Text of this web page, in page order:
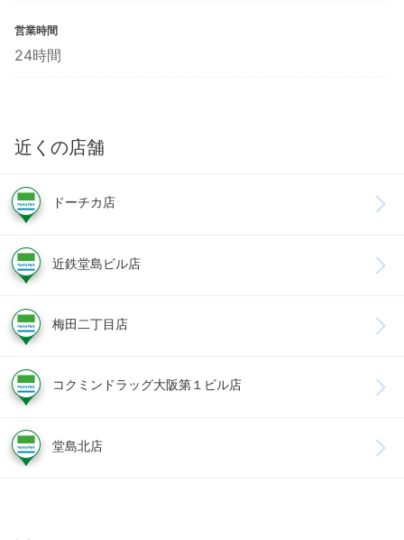
営業時間
24時間
近くの店舗
ドーチカ店
近鉄堂島ビル店
梅田二丁目店
コクミンドラッグ大阪第１ビル店
堂島北店